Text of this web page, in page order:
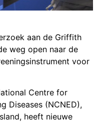
aan de Griffith
weg open naar de
voor
Centre for
Diseases (NCNED),
heeft nieuwe